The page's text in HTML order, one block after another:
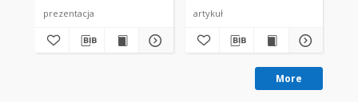
prezentacja artykuł
More